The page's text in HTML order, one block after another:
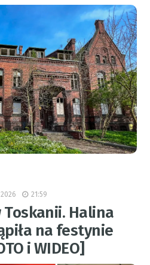
21:59
Toskanii. Halina
na festynie
i WIDEO]